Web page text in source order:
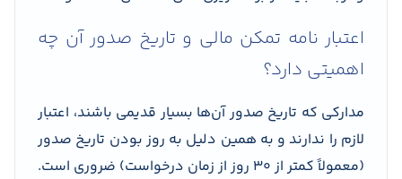
اعتبار نامه تمکن مالی و تاریخ صدور آن چه
اهمیتی دارد؟
مدارکی که تاریخ صدور آن‌ها بسیار قدیمی باشند، اعتبار
لازم را ندارند و به همین دلیل به روز بودن تاریخ صدور
(معمولاً کمتر از ۳۰ روز از زمان درخواست) ضروری است.